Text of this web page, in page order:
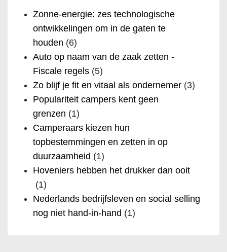
Zonne-energie: zes technologische
ontwikkelingen om in de gaten te
houden (6)
Auto op naam van de zaak zetten -
Fiscale regels (5)
Zo blijf je fit en vitaal als ondernemer (3)
Populariteit campers kent geen
grenzen (1)
Camperaars kiezen hun
topbestemmingen en zetten in op
duurzaamheid (1)
Hoveniers hebben het drukker dan ooit
(1)
Nederlands bedrijfsleven en social selling
nog niet hand-in-hand (1)